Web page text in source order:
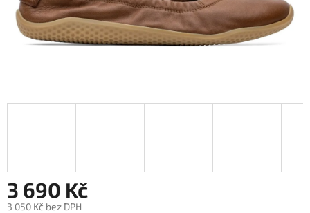
3 690 Kč
3 050 Kč bez DPH